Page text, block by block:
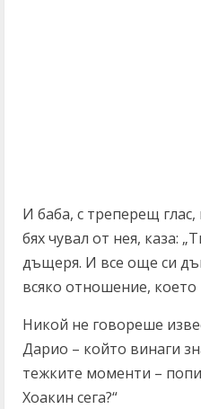
И баба, с треперещ
бях чувал от нея, каза:
дъщеря. И все още си
всяко отношение, което
Никой не говореше
Дарио – който винаги
тежките моменти –
Хоакин сега?“